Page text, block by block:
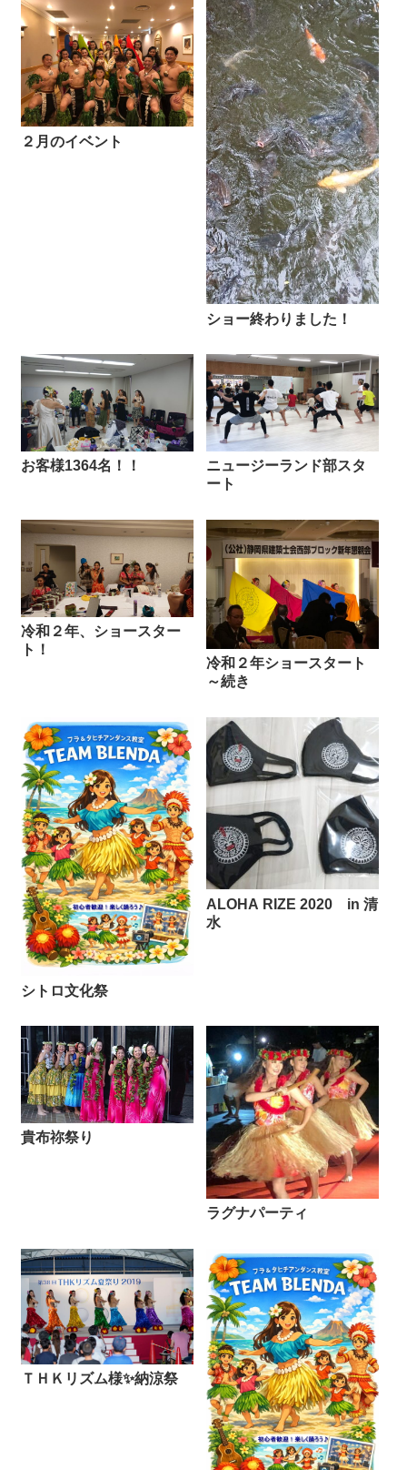
２月のイベント
ショー終わりました！
お客様1364名！！
ニュージーランド部スタ
ート
冷和２年、ショースター
ト！
冷和２年ショースタート
～続き
シトロ文化祭
ALOHA RIZE 2020 in 清
水
貴布祢祭り
ラグナパーティ
ＴＨＫリズム様✨納涼祭